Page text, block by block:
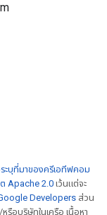
ะบุที่มาของครีเอทีฟคอม
Apache 2.0เว้นแต่จะ
Developers ส่วน
รือบริษัทในเครือ เนื้อหา